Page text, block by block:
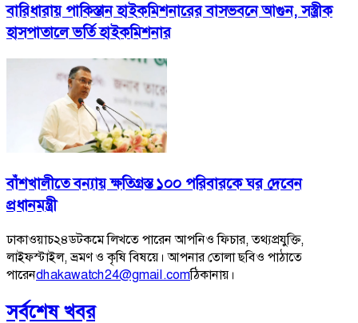
বারিধারায় পাকিস্তান হাইকমিশনারের বাসভবনে আগুন, সস্ত্রীক
হাসপাতালে ভর্তি হাইকমিশনার
বাঁশখালীতে বন্যায় ক্ষতিগ্রস্ত ১০০ পরিবারকে ঘর দেবেন
প্রধানমন্ত্রী
ঢাকাওয়াচ২৪ডটকমে লিখতে পারেন আপনিও ফিচার, তথ্যপ্রযুক্তি,
লাইফস্টাইল, ভ্রমণ ও কৃষি বিষয়ে। আপনার তোলা ছবিও পাঠাতে
পারেনdhakawatch24@gmail.comঠিকানায়।
সর্বশেষ খবর